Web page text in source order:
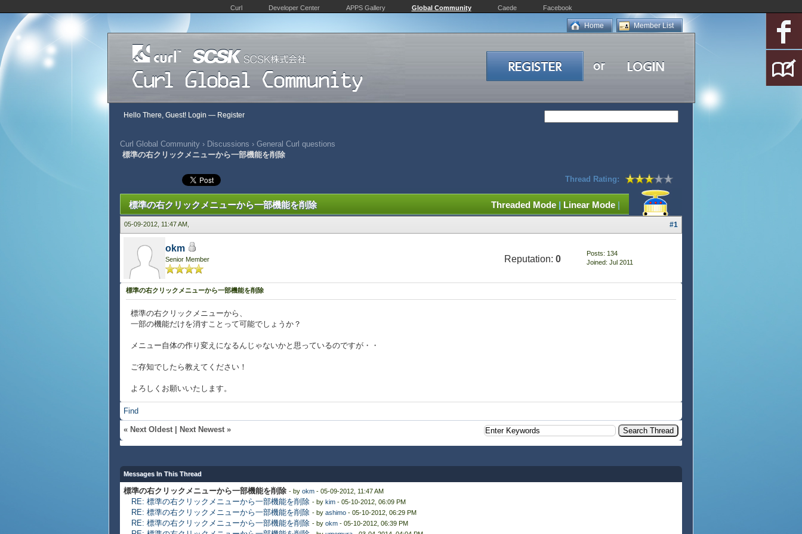
Curl Developer Center APPS Gallery Global Community Caede Facebook
Member List
Home
Hello There, Guest! Login — Register
Curl Global Community › Discussions › General Curl questions
標準の右クリックメニューから一部機能を削除
Thread Rating:
Threaded Mode | Linear Mode |
標準の右クリックメニューから一部機能を削除
05-09-2012, 11:47 AM, #1
okm
Senior Member Reputation: 0
Posts: 134
Joined: Jul 2011
標準の右クリックメニューから一部機能を削除
標準の右クリックメニューから、
一部の機能だけを消すことって可能でしょうか？
メニュー自体の作り変えになるんじゃないかと思っているのですが・・
ご存知でしたら教えてください！
よろしくお願いいたします。
Find
« Next Oldest Next Newest »
Messages In This Thread
標準の右クリックメニューから一部機能を削除 - by okm - 05-09-2012, 11:47 AM
RE: 標準の右クリックメニューから一部機能を削除 - by kim - 05-10-2012, 06:09 PM
RE: 標準の右クリックメニューから一部機能を削除 - by ashimo - 05-10-2012, 06:29 PM
RE: 標準の右クリックメニューから一部機能を削除 - by okm - 05-10-2012, 06:39 PM